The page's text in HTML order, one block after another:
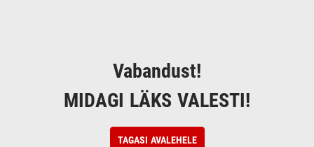
Vabandust!
MIDAGI LÄKS VALESTI!
TAGASI AVALEHELE